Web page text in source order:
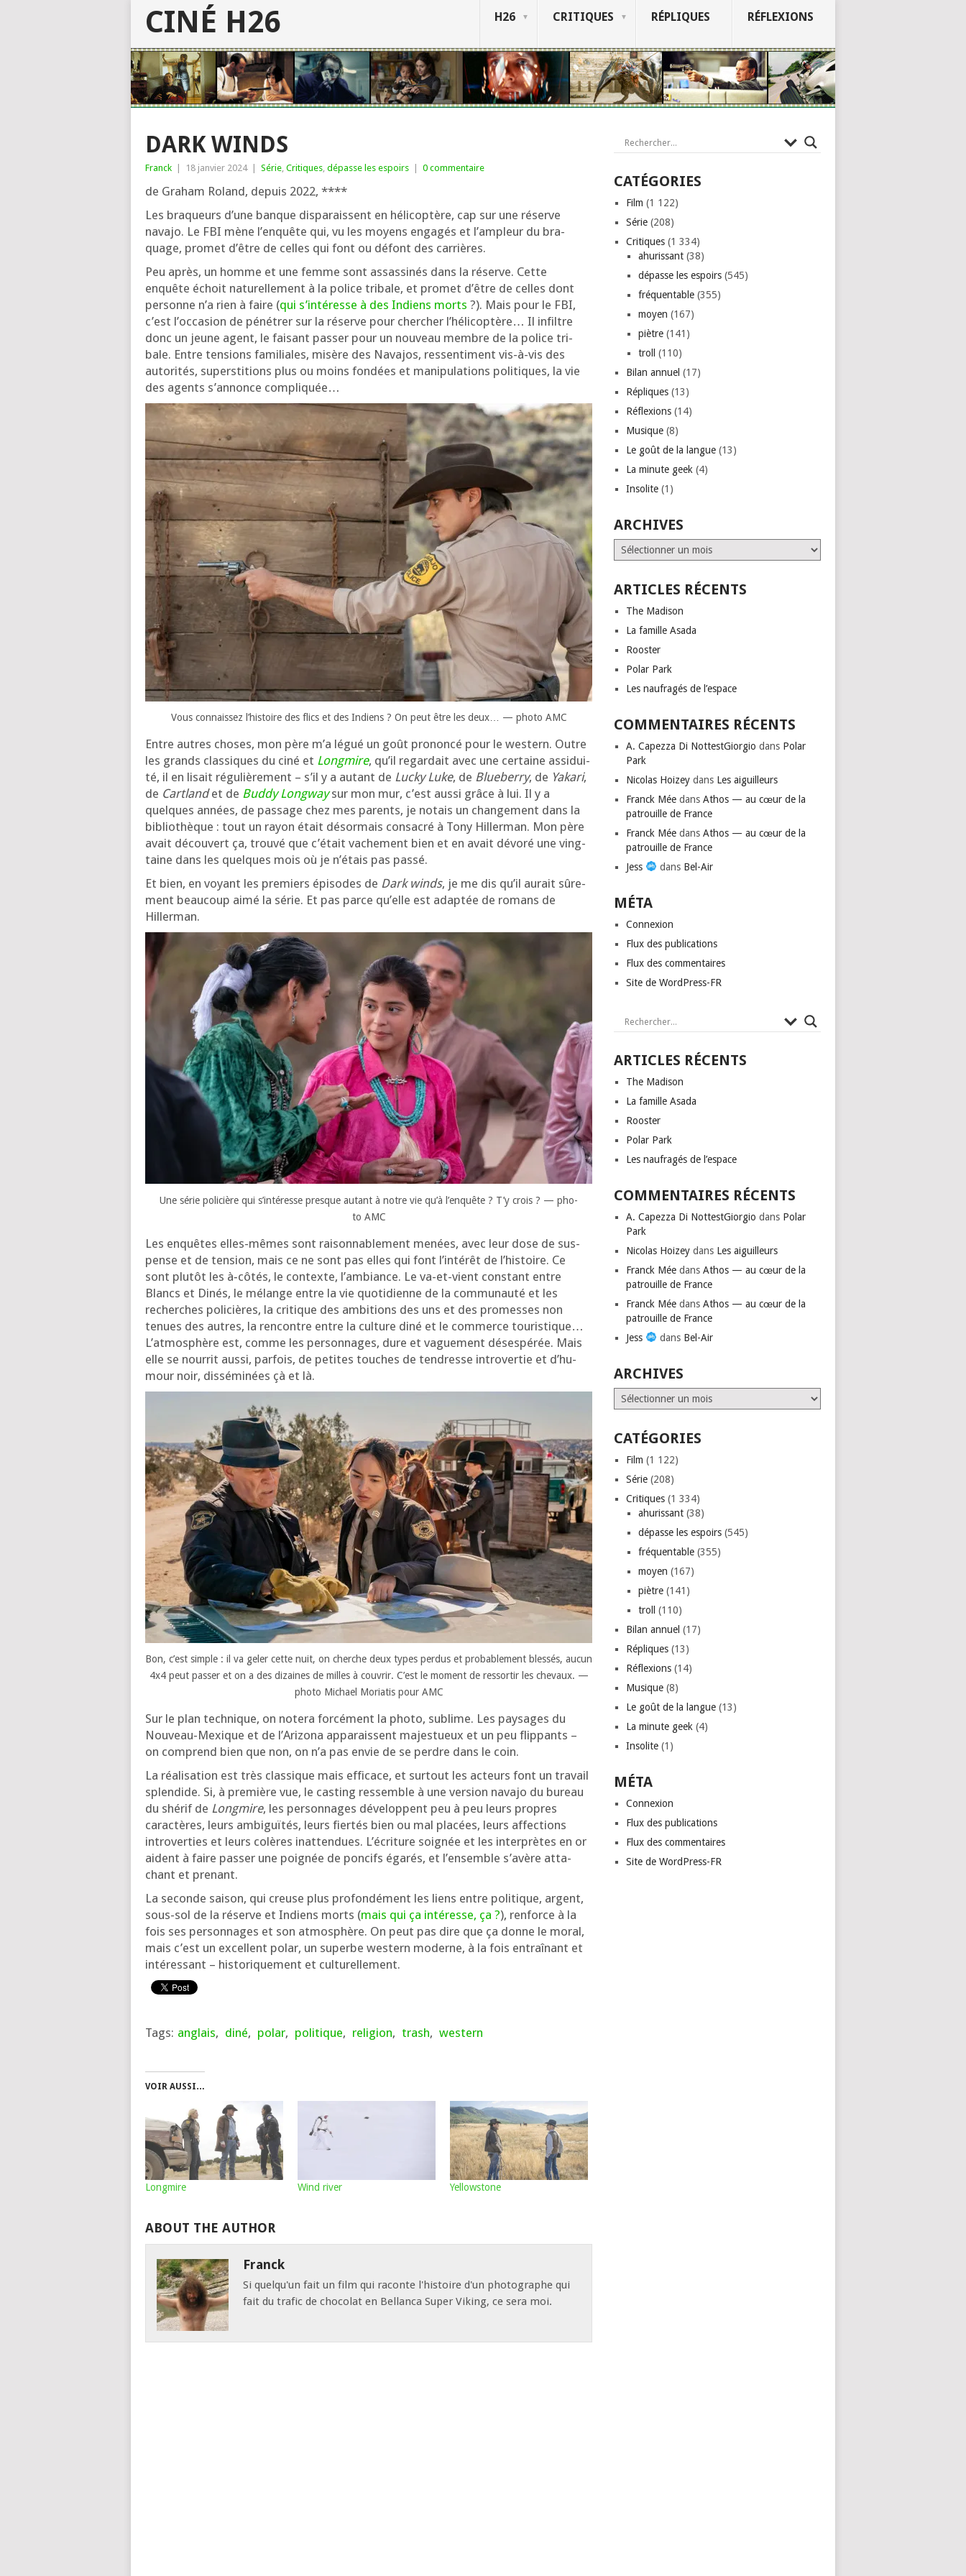
CINÉ H26 H26 CRITIQUES RÉPLIQUES RÉFLEXIONS
DARK WINDS
Franck 18 janvier 2024 Série, Critiques, dépasse les espoirs 0 commentaire
de Graham Roland, depuis 2022, ****
Les bra­queurs d’une banque dis­pa­raissent en héli­co­ptère, cap sur une réserve
nava­jo. Le FBI mène l’en­quête qui, vu les moyens enga­gés et l’am­pleur du bra­
quage, pro­met d’être de celles qui font ou défont des carrières.
Peu après, un homme et une femme sont assas­si­nés dans la réserve. Cette
enquête échoit natu­rel­le­ment à la police tri­bale, et pro­met d’être de celles dont
per­sonne n’a rien à faire (qui s’in­té­resse à des Indiens morts ?). Mais pour le FBI,
c’est l’oc­ca­sion de péné­trer sur la réserve pour cher­cher l’hé­li­co­ptère… Il infiltre
donc un jeune agent, le fai­sant pas­ser pour un nou­veau membre de la police tri­
bale. Entre ten­sions fami­liales, misère des Navajos, res­sen­ti­ment vis-à-vis des
auto­ri­tés, super­sti­tions plus ou moins fon­dées et mani­pu­la­tions poli­tiques, la vie
des agents s’an­nonce compliquée…
Vous connais­sez l’his­toire des flics et des Indiens ? On peut être les deux… — pho­to AMC
Entre autres choses, mon père m’a légué un goût pro­non­cé pour le wes­tern. Outre
les grands clas­siques du ciné et Longmire, qu’il regar­dait avec une cer­taine assi­dui­
té, il en lisait régu­liè­re­ment – s’il y a autant de Lucky Luke, de Blueberry, de Yakari,
de Cartlandet de Buddy Longwaysur mon mur, c’est aus­si grâce à lui. Il y a
quelques années, de pas­sage chez mes parents, je notais un chan­ge­ment dans la
biblio­thèque : tout un rayon était désor­mais consa­cré à Tony Hillerman. Mon père
avait décou­vert ça, trou­vé que c’é­tait vache­ment bien et en avait dévo­ré une ving­
taine dans les quelques mois où je n’é­tais pas passé.
Et bien, en voyant les pre­miers épi­sodes de Dark winds, je me dis qu’il aurait sûre­
ment beau­coup aimé la série. Et pas parce qu’elle est adap­tée de romans de
Hillerman.
Une série poli­cière qui s’in­té­resse presque autant à notre vie qu’à l’en­quête ? T’y crois ? — pho­
to AMC
Les enquêtes elles-mêmes sont rai­son­na­ble­ment menées, avec leur dose de sus­
pense et de ten­sion, mais ce ne sont pas elles qui font l’in­té­rêt de l’his­toire. Ce
sont plu­tôt les à‑côtés, le contexte, l’am­biance. Le va-et-vient constant entre
Blancs et Dinés, le mélange entre la vie quo­ti­dienne de la com­mu­nau­té et les
recherches poli­cières, la cri­tique des ambi­tions des uns et des pro­messes non
tenues des autres, la ren­contre entre la culture diné et le com­merce tou­ris­tique…
L’atmosphère est, comme les per­son­nages, dure et vague­ment déses­pé­rée. Mais
elle se nour­rit aus­si, par­fois, de petites touches de ten­dresse intro­ver­tie et d’hu­
mour noir, dis­sé­mi­nées çà et là.
Bon, c’est simple : il va geler cette nuit, on cherche deux types per­dus et pro­ba­ble­ment bles­sés, aucun
4x4 peut pas­ser et on a des dizaines de milles à cou­vrir. C’est le moment de res­sor­tir les che­vaux. —
pho­to Michael Moriatis pour AMC
Sur le plan tech­nique, on note­ra for­cé­ment la pho­to, sublime. Les pay­sages du
Nouveau-Mexique et de l’Arizona appa­raissent majes­tueux et un peu flip­pants –
on com­prend bien que non, on n’a pas envie de se perdre dans le coin.
La réa­li­sa­tion est très clas­sique mais effi­cace, et sur­tout les acteurs font un tra­vail
splen­dide. Si, à pre­mière vue, le cas­ting res­semble à une ver­sion nava­jo du bureau
du shé­rif de Longmire, les per­son­nages déve­loppent peu à peu leurs propres
carac­tères, leurs ambi­guï­tés, leurs fier­tés bien ou mal pla­cées, leurs affec­tions
intro­ver­ties et leurs colères inat­ten­dues. L’écriture soi­gnée et les inter­prètes en or
aident à faire pas­ser une poi­gnée de pon­cifs éga­rés, et l’en­semble s’a­vère atta­
chant et prenant.
La seconde sai­son, qui creuse plus pro­fon­dé­ment les liens entre poli­tique, argent,
sous-sol de la réserve et Indiens morts (mais qui ça inté­resse, ça ?), ren­force à la
fois ses per­son­nages et son atmo­sphère. On peut pas dire que ça donne le moral,
mais c’est un excellent polar, un superbe wes­tern moderne, à la fois entraî­nant et
inté­res­sant – his­to­ri­que­ment et culturellement.
Tags: anglais, diné, polar, politique, religion, trash, western
VOIR AUSSI…
Longmire Wind river Yellowstone
ABOUT THE AUTHOR
Franck
Si quelqu'un fait un film qui raconte l'histoire d'un photographe qui
fait du trafic de chocolat en Bellanca Super Viking, ce sera moi.
CATÉGORIES
Film (1 122)
Série (208)
Critiques (1 334)
ahurissant (38)
dépasse les espoirs (545)
fréquentable (355)
moyen (167)
piètre (141)
troll
(110)
Bilan annuel (17)
Répliques (13)
Réflexions (14)
Musique (8)
Le goût de la langue (13)
La minute geek (4)
Insolite (1)
ARCHIVES
Archives
ARTICLES RÉCENTS
The Madison
La famille Asada
Rooster
Polar Park
Les naufragés de l’espace
COMMENTAIRES RÉCENTS
A. Capezza Di NottestGiorgio dans Polar
Park
Nicolas Hoizey dans Les aiguilleurs
Franck Mée dansAthos — au cœur de la
patrouille de France
Franck Mée dansAthos — au cœur de la
patrouille de France
Jess
dans Bel-Air
MÉTA
Connexion
Flux des publications
Flux des commentaires
Site de WordPress-FR
ARTICLES RÉCENTS
The Madison
La famille Asada
Rooster
Polar Park
Les naufragés de l’espace
COMMENTAIRES RÉCENTS
A. Capezza Di NottestGiorgio dans Polar
Park
Nicolas Hoizey dans Les aiguilleurs
Franck Mée dansAthos — au cœur de la
patrouille de France
Franck Mée dansAthos — au cœur de la
patrouille de France
Jess
dans Bel-Air
ARCHIVES
Archives
CATÉGORIES
Film (1 122)
Série (208)
Critiques (1 334)
ahurissant (38)
dépasse les espoirs (545)
fréquentable (355)
moyen (167)
piètre (141)
troll
(110)
Bilan annuel (17)
Répliques (13)
Réflexions (14)
Musique (8)
Le goût de la langue (13)
La minute geek (4)
Insolite (1)
MÉTA
Connexion
Flux des publications
Flux des commentaires
Site de WordPress-FR